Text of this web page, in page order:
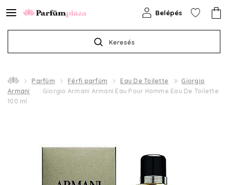
Keresés
Belépés
Parfüm Férfi parfüm Eau De Toilette
Giorgio
Armani
Giorgio Armani Armani Eau Pour Homme Eau De Toilette
100 ml